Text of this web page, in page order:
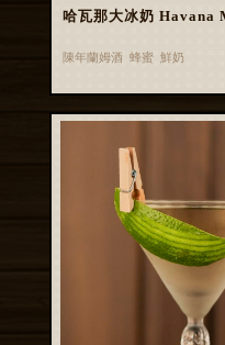
哈瓦那大冰奶 Havana
陳年蘭姆酒 蜂蜜 鮮奶